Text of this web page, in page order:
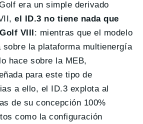
era un simple derivado
el ID.3 no tiene nada que
VIII: mientras que el modelo
la plataforma multienergía
hace sobre la MEB,
para este tipo de
a ello, el ID.3 explota al
de su concepción 100%
como la configuración